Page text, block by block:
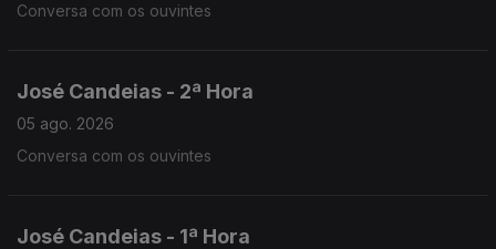
Conversa com os ouvintes
José Candeias - 2ª Hora
05 ago. 2026
Conversa com os ouvintes
José Candeias - 1ª Hora